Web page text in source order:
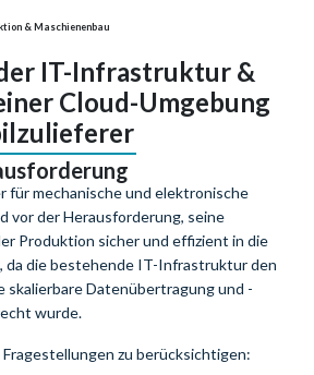
& Maschienenbau
IT-Infrastruktur &
Cloud-Umgebung
für mechanische und elektronische
vor der Herausforderung, seine
Produktion sicher und effizient in die
da die bestehende IT-Infrastruktur den
skalierbare Datenübertragung und -
wurde.
zu berücksichtigen: